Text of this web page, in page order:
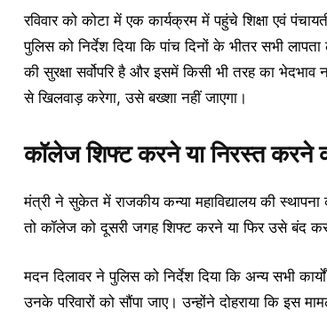
रविवार को कोटा में एक कार्यक्रम में पहुंचे शिक्षा एवं
पुलिस को निर्देश दिया कि पांच दिनों के भीतर सभी
की सुरक्षा सर्वोपरि है और इसमें किसी भी तरह का भेदभाव
से खिलवाड़ करेगा, उसे बख्शा नहीं जाएगा।
कॉलेज शिफ्ट करने या निरस्त करने
मंत्री ने सुकेत में राजकीय कन्या महाविद्यालय की स्थापना
तो कॉलेज को दूसरी जगह शिफ्ट करने या फिर उसे बंद
मदन दिलावर ने पुलिस को निर्देश दिया कि अन्य सभी
उनके परिवारों को सौंपा जाए। उन्होंने दोहराया कि इस